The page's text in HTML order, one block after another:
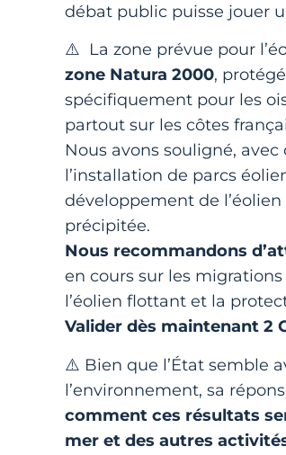
débat public puisse jouer
⚠️ La zone prévue pour
zone Natura 2000,
spécifiquement pour les
partout sur les côtes
Nous avons souligné,
l’installation de parcs
développement de
précipitée.
Nous recommandons
en cours sur les
l’éolien flottant et la
Valider dès maintenant 2
⚠️ Bien que l’État semble
l’environnement, sa
comment ces résultats
mer et des autres